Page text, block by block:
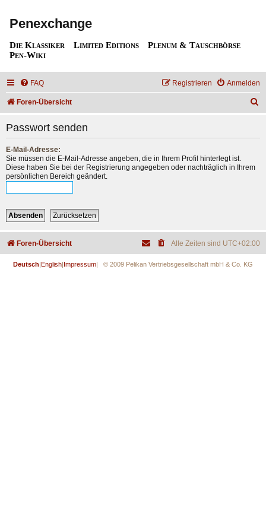
Penexchange
Die Klassiker Limited Editions
Plenum & Tauschbörse
Pen-Wiki
FAQ Anmelden
Registrieren
Foren-Übersicht
Passwort senden
E-Mail-Adresse:
Sie müssen die E-Mail-Adresse angeben, die in Ihrem Profil hinterlegt ist.
Diese haben Sie bei der Registrierung angegeben oder nachträglich in Ihrem
persönlichen Bereich geändert.
Foren-Übersicht Alle Zeiten sind UTC+02:00
Deutsch English Impressum | © 2009 Pelikan Vertriebsgesellschaft mbH & Co. KG